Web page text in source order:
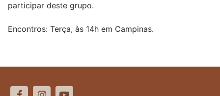
participar deste grupo.
Encontros: Terça, às 14h em Campinas.